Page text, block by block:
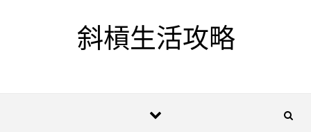
斜槓生活攻略